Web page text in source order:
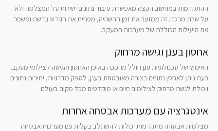
ההתקדמות במחשוב הקצה מאפשרת עיבוד נתונים ישירות על המצלמה ולא
על שרת מרכזי. זה ממזער את זמן ההשהיה, מפחית את הגודש ברשת ומשפר
את היעילות הכוללת של מערכות המעקב.
אחסון בענן וגישה מרחוק
האימוץ של טכנולוגיות ענן חולל מהפכה באופן האחסון והגישה לצילומי מעקב.
כעת ניתן לאחסן נתונים בצורה מאובטחת בענן, לספק מדרגיות, יתירות נתונים
ויכולת לגשת מרחוק לצילומים חיים או מוקלטים מכל מקום בעולם.
אינטגרציה עם מערכות אבטחה אחרות
מצלמות אבטחה מתקדמות יכולות להשתלב בקלות עם מערכות אבטחה